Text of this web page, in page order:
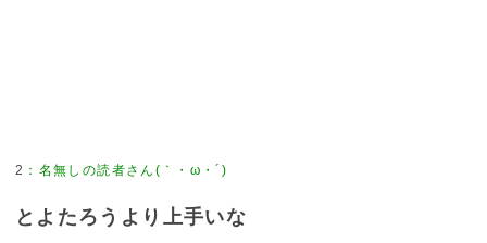
2 ： 名無しの読者さん(｀・ω・´)
とよたろうより上手いな